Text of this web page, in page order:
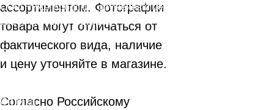
ассортиментом. Фотографии
товара могут отличаться от
фактического вида, наличие
и цену уточняйте в магазине.
Согласно Российскому
ООО Нижегородский оружейный центр
2026г. Нижний Новгород
Оставьте отзыв:
Оружие
Оптика